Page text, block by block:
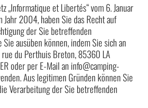
„Informatique et Libertés“ vom 6. Januar
Jahr 2004, haben Sie das Recht auf
der Sie betreffenden
ausüben können, indem Sie sich an
rue du Perthuis Breton, 85360 LA
oder per E-Mail an info@camping-
Aus legitimen Gründen können Sie
Verarbeitung der Sie betreffenden